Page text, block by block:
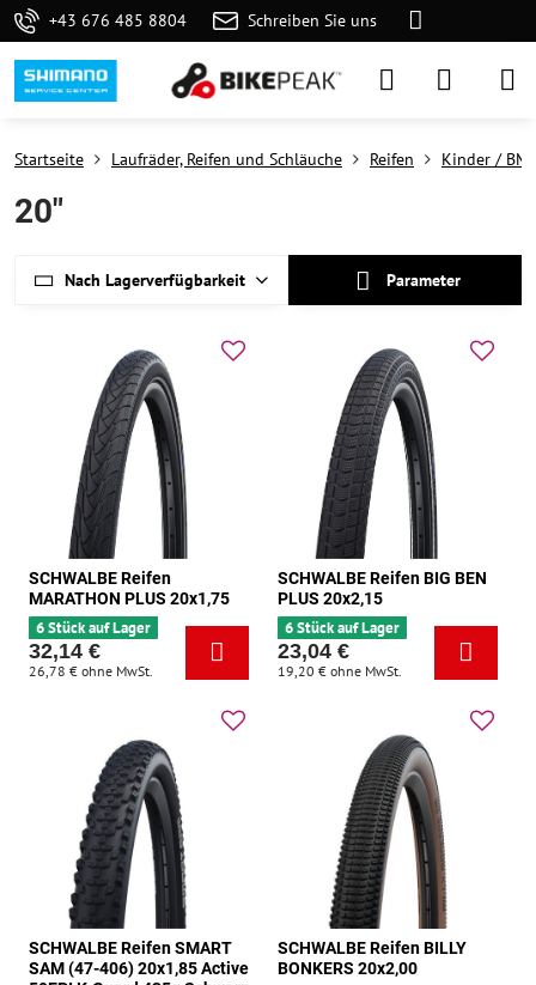
+43 676 485 8804 Schreiben Sie uns
Startseite Laufräder, Reifen und Schläuche Reifen Kinder /
20"
Nach Lagerverfügbarkeit Parameter
SCHWALBE Reifen
MARATHON PLUS 20x1,75
6 Stück auf Lager
32,14 €
26,78 € ohne MwSt.
SCHWALBE Reifen BIG BEN
PLUS 20x2,15
6 Stück auf Lager
23,04 €
19,20 € ohne MwSt.
SCHWALBE Reifen SMART
SAM (47-406) 20x1,85 Active
SCHWALBE Reifen BILLY
BONKERS 20x2,00